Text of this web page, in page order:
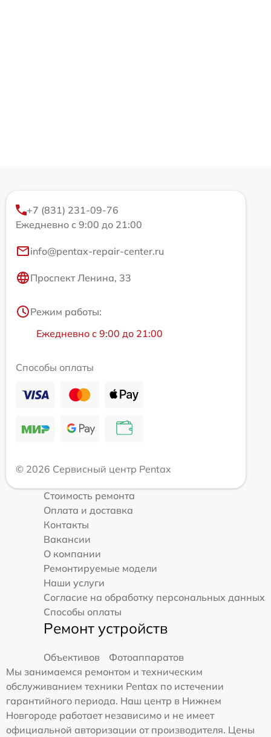
+7 (831) 231-09-76
Ежедневно с 9:00 до 21:00
info@pentax-repair-center.ru
Проспект Ленина, 33
Режим работы:
Ежедневно с 9:00 до 21:00
Способы оплаты
© 2026 Сервисный центр Pentax
Стоимость ремонта
Оплата и доставка
Контакты
Вакансии
О компании
Ремонтируемые модели
Наши услуги
Согласие на обработку персональных данных
Способы оплаты
Ремонт устройств
Объективов
Фотоаппаратов
Мы занимаемся ремонтом и техническим
обслуживанием техники Pentax по истечении
гарантийного периода. Наш центр в Нижнем
Новгороде работает независимо и не имеет
официальной авторизации от производителя. Цены